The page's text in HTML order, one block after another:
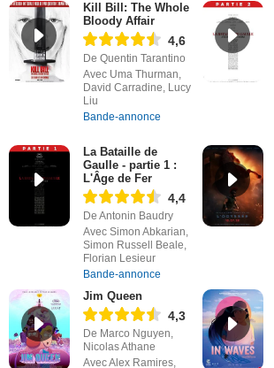
Kill Bill: The Whole
Bloody Affair
4,6
De Quentin Tarantino
Avec Uma Thurman,
David Carradine, Lucy
Liu
Bande-annonce
La Bataille de
Gaulle - partie 1 :
L'Âge de Fer
4,4
De Antonin Baudry
Avec Simon Abkarian,
Simon Russell Beale,
Florian Lesieur
Bande-annonce
Jim Queen
4,3
De Marco Nguyen,
Nicolas Athane
Avec Alex Ramires,